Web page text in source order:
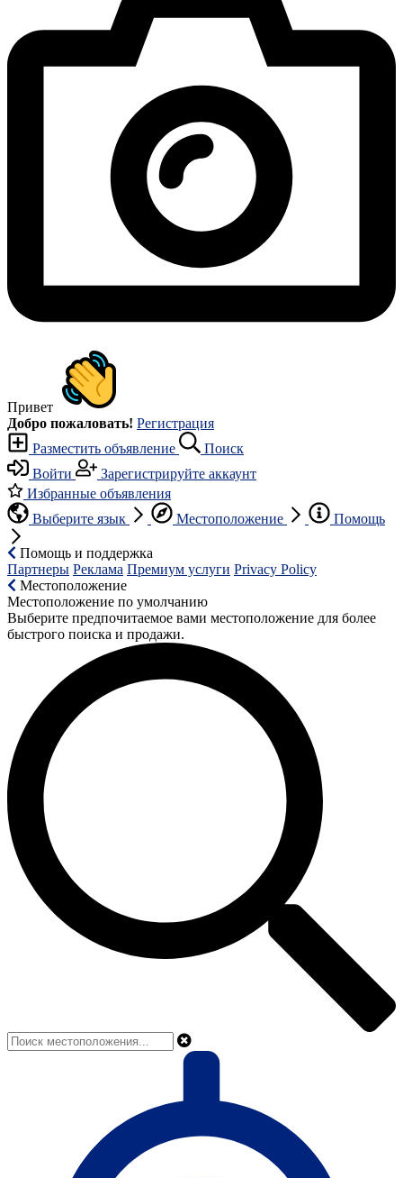
Привет
Добро пожаловать! Регистрация
Разместить объявление
Поиск
Войти
Зарегистрируйте аккаунт
Избранные объявления
Выберите язык
Местоположение Помощь
Помощь и поддержка
Партнеры Реклама Премиум услуги Privacy Policy
Местоположение
Местоположение по умолчанию
Выберите предпочитаемое вами местоположение для более
быстрого поиска и продажи.